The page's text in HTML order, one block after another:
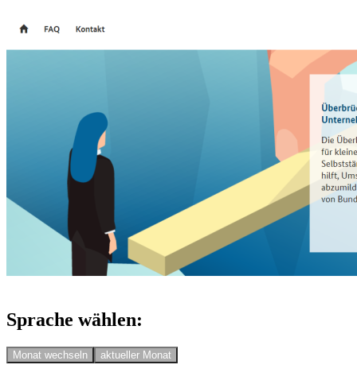
Sprache wählen:
Monat wechseln aktueller Monat